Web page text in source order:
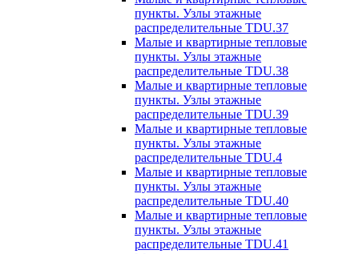
пункты. Узлы этажные
распределительные TDU.37
Малые и квартирные тепловые
пункты. Узлы этажные
распределительные TDU.38
Малые и квартирные тепловые
пункты. Узлы этажные
распределительные TDU.39
Малые и квартирные тепловые
пункты. Узлы этажные
распределительные TDU.4
Малые и квартирные тепловые
пункты. Узлы этажные
распределительные TDU.40
Малые и квартирные тепловые
пункты. Узлы этажные
распределительные TDU.41